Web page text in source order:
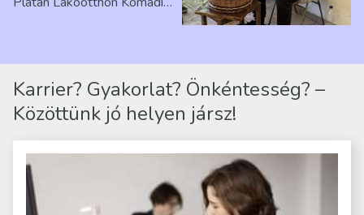
Karrier? Gyakorlat? Önkéntesség? –
Közöttünk jó helyen jársz!